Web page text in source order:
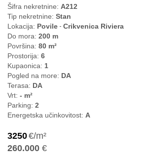
Šifra nekretnine: A212
Tip nekretnine: Stan
Lokacija: Povile - Crikvenica Riviera
Do mora: 200 m
Površina: 80 m²
Prostorija: 6
Kupaonica: 1
Pogled na more: DA
Terasa: DA
Vrt: - m²
Parking: 2
Energetska učinkovitost: A
3250€/m²
260.000 €